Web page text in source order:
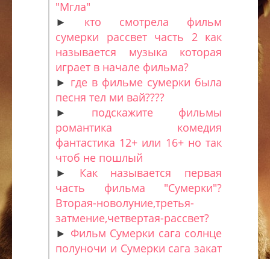
"Мгла"
► кто смотрела фильм
сумерки рассвет часть 2 как
называется музыка которая
играет в начале фильма?
► где в фильме сумерки была
песня тел ми вай????
► подскажите фильмы
романтика комедия
фантастика 12+ или 16+ но так
чтоб не пошлый
► Как называется первая
часть фильма "Сумерки"?
Вторая-новолуние,третья-
затмение,четвертая-рассвет?
► Фильм Сумерки сага солнце
полуночи и Сумерки сага закат